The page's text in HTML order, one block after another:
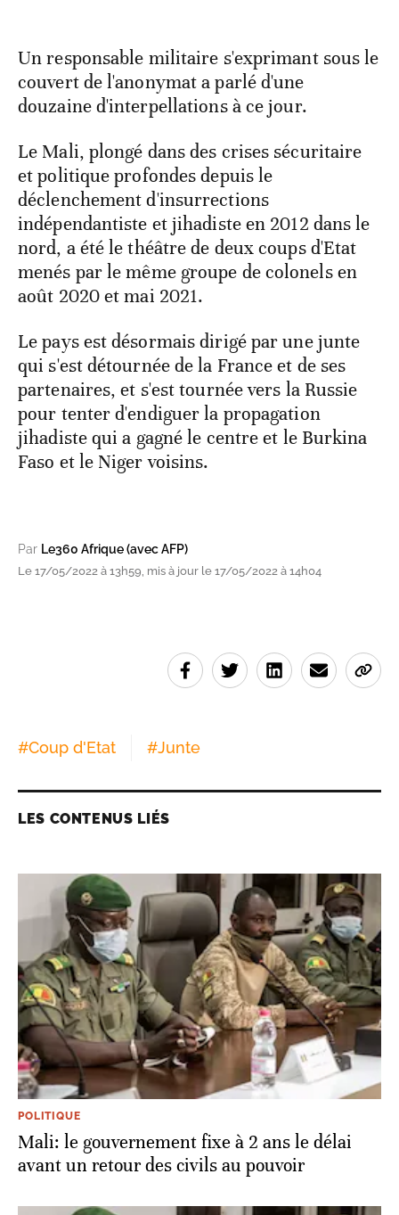
Un responsable militaire s'exprimant sous le
couvert de l'anonymat a parlé d'une
douzaine d'interpellations à ce jour.
Le Mali, plongé dans des crises sécuritaire
et politique profondes depuis le
déclenchement d'insurrections
indépendantiste et jihadiste en 2012 dans le
nord, a été le théâtre de deux coups d'Etat
menés par le même groupe de colonels en
août 2020 et mai 2021.
Le pays est désormais dirigé par une junte
qui s'est détournée de la France et de ses
partenaires, et s'est tournée vers la Russie
pour tenter d'endiguer la propagation
jihadiste qui a gagné le centre et le Burkina
Faso et le Niger voisins.
Par Le360 Afrique (avec AFP)
Le 17/05/2022 à 13h59, mis à jour le 17/05/2022 à 14h04
#Coup d'Etat #Junte
LES CONTENUS LIÉS
POLITIQUE
Mali: le gouvernement fixe à 2 ans le délai
avant un retour des civils au pouvoir